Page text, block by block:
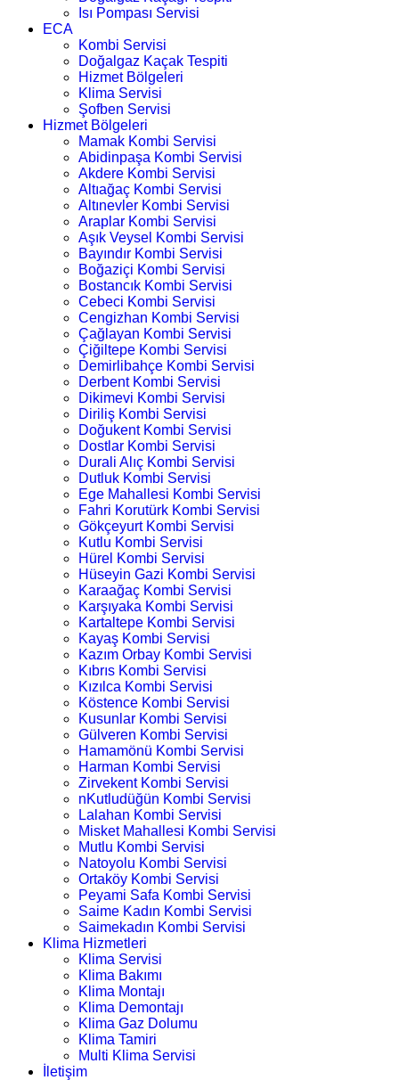
Isı Pompası Servisi
ECA
Kombi Servisi
Doğalgaz Kaçak Tespiti
Hizmet Bölgeleri
Klima Servisi
Şofben Servisi
Hizmet Bölgeleri
Mamak Kombi Servisi
Abidinpaşa Kombi Servisi
Akdere Kombi Servisi
Altıağaç Kombi Servisi
Altınevler Kombi Servisi
Araplar Kombi Servisi
Aşık Veysel Kombi Servisi
Bayındır Kombi Servisi
Boğaziçi Kombi Servisi
Bostancık Kombi Servisi
Cebeci Kombi Servisi
Cengizhan Kombi Servisi
Çağlayan Kombi Servisi
Çiğiltepe Kombi Servisi
Demirlibahçe Kombi Servisi
Derbent Kombi Servisi
Dikimevi Kombi Servisi
Diriliş Kombi Servisi
Doğukent Kombi Servisi
Dostlar Kombi Servisi
Durali Alıç Kombi Servisi
Dutluk Kombi Servisi
Ege Mahallesi Kombi Servisi
Fahri Korutürk Kombi Servisi
Gökçeyurt Kombi Servisi
Kutlu Kombi Servisi
Hürel Kombi Servisi
Hüseyin Gazi Kombi Servisi
Karaağaç Kombi Servisi
Karşıyaka Kombi Servisi
Kartaltepe Kombi Servisi
Kayaş Kombi Servisi
Kazım Orbay Kombi Servisi
Kıbrıs Kombi Servisi
Kızılca Kombi Servisi
Köstence Kombi Servisi
Kusunlar Kombi Servisi
Gülveren Kombi Servisi
Hamamönü Kombi Servisi
Harman Kombi Servisi
Zirvekent Kombi Servisi
nKutludüğün Kombi Servisi
Lalahan Kombi Servisi
Misket Mahallesi Kombi Servisi
Mutlu Kombi Servisi
Natoyolu Kombi Servisi
Ortaköy Kombi Servisi
Peyami Safa Kombi Servisi
Saime Kadın Kombi Servisi
Saimekadın Kombi Servisi
Klima Hizmetleri
Klima Servisi
Klima Bakımı
Klima Montajı
Klima Demontajı
Klima Gaz Dolumu
Klima Tamiri
Multi Klima Servisi
İletişim